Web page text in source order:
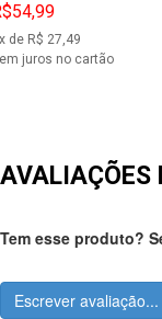
x de R$ 27,49
juros no cartão
AVALIAÇÕES
Tem esse produto?
Escrever avaliação...